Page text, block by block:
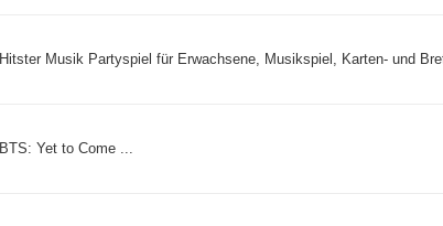
Hitster Musik Partyspiel für Erwachsene, Musikspiel, Karten- und
BTS: Yet to Come ...